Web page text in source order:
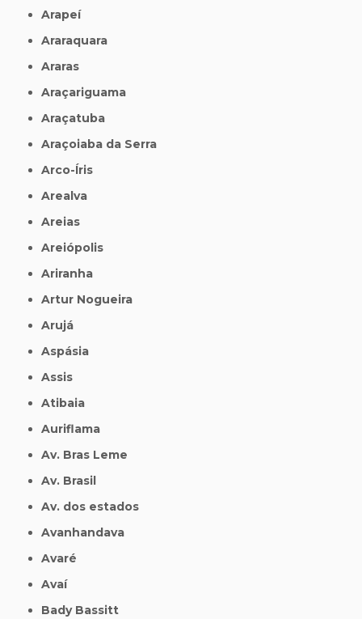
Arapeí
Araraquara
Araras
Araçariguama
Araçatuba
Araçoiaba da Serra
Arco-Íris
Arealva
Areias
Areiópolis
Ariranha
Artur Nogueira
Arujá
Aspásia
Assis
Atibaia
Auriflama
Av. Bras Leme
Av. Brasil
Av. dos estados
Avanhandava
Avaré
Avaí
Bady Bassitt